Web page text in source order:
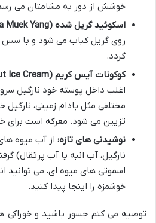
خوشش از دور به مشامتان می
اسکوئید گریل شده (Pla Muek Yang):
روی گریل کباب می شود و با
گردد.
کوکونات آیس کریم (Coconut Ice Cream):
اغلب داخل پوسته خود نارگیل
مختلفی مثل بادام زمینی،
تزیین می شود. معرکه است برای
نوشیدنی های تازه: از آب میوه
نارگیل، آب انبه یا آب پرتقال)
اسموتی های میوه ای، می توانید
خوشمزه را اینجا پیدا کنید.
توصیه می کنم جسور باشید و خوراکی